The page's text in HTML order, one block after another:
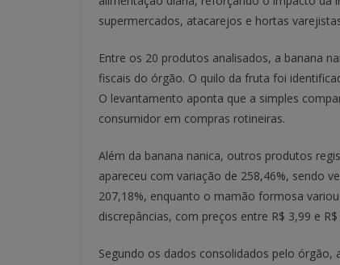
supermercados, atacarejos e hortas
Entre os 20 produtos analisados, a banana
fiscais do órgão. O quilo da fruta foi
O levantamento aponta que a simples
consumidor em compras rotineiras.
Além da banana nanica, outros produtos
apareceu com variação de 258,46%, sendo
207,18%, enquanto o mamão formosa
discrepâncias, com preços entre R$ 3,99 e R$
Segundo os dados consolidados pelo